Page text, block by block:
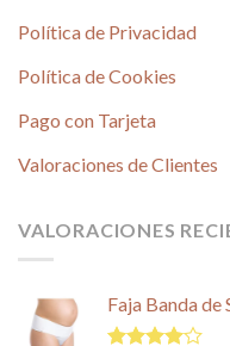
Política de Privacidad
Política de Cookies
Pago con Tarjeta
Valoraciones de Clientes
VALORACIONES
Faja Banda de